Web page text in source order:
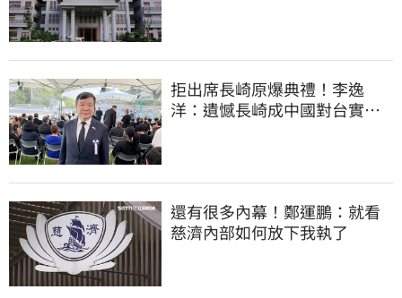
拒出席長崎原爆典禮！李逸
洋：遺憾長崎成中國對台實施
還有很多內幕！鄭運鵬：就看
慈濟內部如何放下我執了